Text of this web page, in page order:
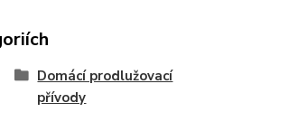
Domácí prodlužovací
přívody